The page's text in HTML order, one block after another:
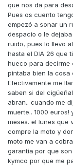
que nos da para
Pues os cuento
empezó a sonar un
despacio o le
ruido, pues lo llevo
hasta el DIA 26 que
hueco para decirme
pintaba bien la cosa
Efectivamente me
saben si del
abran.. cuando me
muerte.. 1000 euros!
meses. el lunes que
compre la moto y
moto me van a
garantía por que
kymco por que me